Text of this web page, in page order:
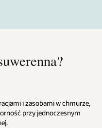
i zasobami w chmurze,
przy jednoczesnym